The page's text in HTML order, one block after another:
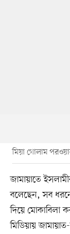
মিয়া গোলাম
জামায়াতে
বলেছেন, সব
দিয়ে মোকাবিলা
মিডিয়ায়